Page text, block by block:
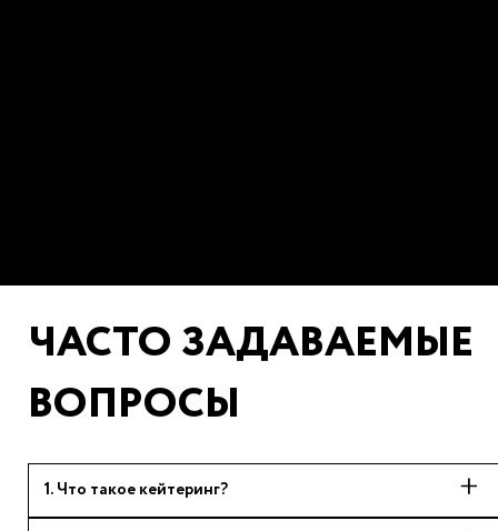
ЧАСТО ЗАДАВАЕМЫЕ
ВОПРОСЫ
1. Что такое кейтеринг?